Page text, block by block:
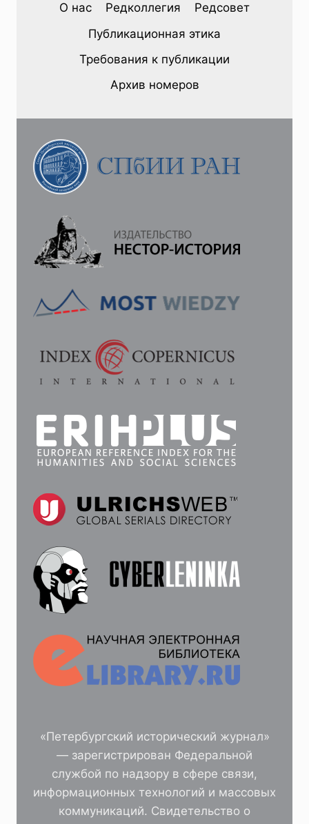
В.
ПОДТВЕРЖДЕНИЕ
ВЕРСИИ
КОНФИДЕНЦИАЛЬНОЙ
ТЕЗАВРАЦИИ
СОПОСТАВЛЕНИИ
ТЕКСТА
HAMELEKH»
И
ТЕКСТА
3Q15
О нас Редколлегия
Редсовет
Публикационная этика
Требования к публикации
Архив номеров
«Петербургский исторический журнал»
— зарегистрирован Федеральной
службой по надзору в сфере связи,
информационных технологий и массовых
коммуникаций. Свидетельство о